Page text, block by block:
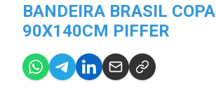
BANDEIRA BRASIL COPA
90X140CM PIFFER